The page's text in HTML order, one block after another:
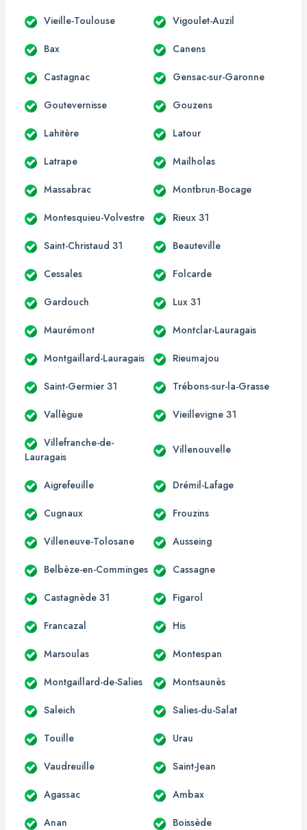
Vieille-Toulouse Vigoulet-Auzil
Bax Canens
Castagnac Gensac-sur-Garonne
Goutevernisse Gouzens
Lahitère Latour
Latrape Mailholas
Massabrac Montbrun-Bocage
Montesquieu-Volvestre Rieux 31
Saint-Christaud 31 Beauteville
Cessales Folcarde
Gardouch Lux 31
Maurémont Montclar-Lauragais
Montgaillard-Lauragais Rieumajou
Saint-Germier 31 Trébons-sur-la-Grasse
Vallègue Vieillevigne 31
Villefranche-de-
Lauragais
Villenouvelle
Aigrefeuille Drémil-Lafage
Cugnaux Frouzins
Villeneuve-Tolosane Ausseing
Belbèze-en-Comminges Cassagne
Castagnède 31 Figarol
Francazal His
Marsoulas Montespan
Montgaillard-de-Salies Montsaunès
Saleich Salies-du-Salat
Touille Urau
Vaudreuille Saint-Jean
Agassac Ambax
Anan Boissède